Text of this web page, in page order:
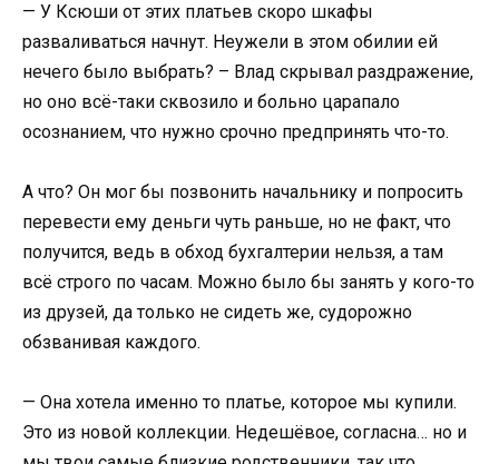
— У Ксюши от этих платьев скоро шкафы
разваливаться начнут. Неужели в этом обилии ей
нечего было выбрать? – Влад скрывал раздражение,
но оно всё-таки сквозило и больно царапало
осознанием, что нужно срочно предпринять что-то.
А что? Он мог бы позвонить начальнику и попросить
перевести ему деньги чуть раньше, но не факт, что
получится, ведь в обход бухгалтерии нельзя, а там
всё строго по часам. Можно было бы занять у кого-то
из друзей, да только не сидеть же, судорожно
обзванивая каждого.
— Она хотела именно то платье, которое мы купили.
Это из новой коллекции. Недешёвое, согласна… но и